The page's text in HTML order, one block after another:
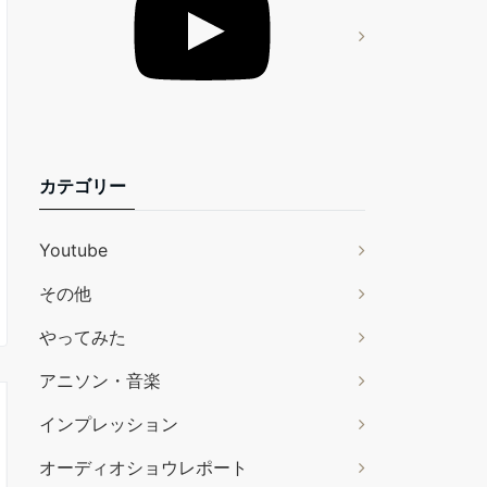
カテゴリー
Youtube
その他
やってみた
アニソン・音楽
インプレッション
オーディオショウレポート